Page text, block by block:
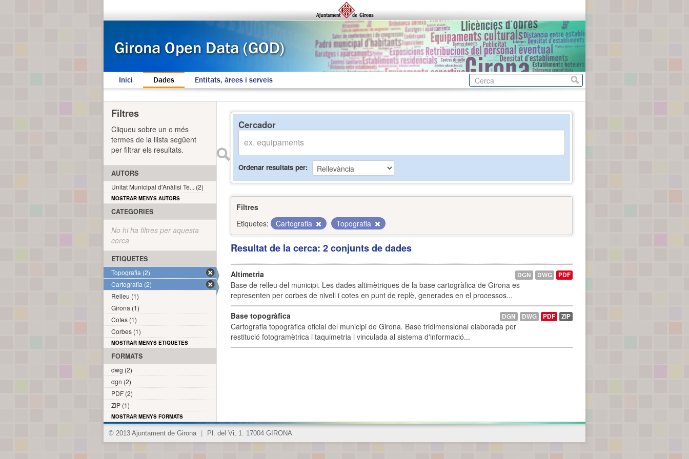
Inici Dades Entitats, àrees i serveis
Cercador
Ordenar resultats per
Filtres
Etiquetes:
Cartografia Topografia
Resultat de la cerca: 2 conjunts de dades
Altimetria
Base de relleu del municipi. Les dades altimètriques de la base cartogràfica de Girona es
representen per corbes de nivell i cotes en punt de replè, generades en el processos...
DGN DWG PDF
Base topogràfica
Cartografia topogràfica oficial del municipi de Girona. Base tridimensional elaborada per
restitució fotogramètrica i taquimetria i vinculada al sistema d'informació...
DGN DWG PDF ZIP
Filtres
Cliqueu sobre un o més
termes de la llista següent
per filtrar els resultats.
AUTORS
Unitat Municipal d'Anàlisi Te... (2)
MOSTRAR MENYS AUTORS
CATEGORIES
No hi ha filtres per aquesta
cerca
ETIQUETES
Topografia (2)
Cartografia (2)
Relleu (1)
Girona (1)
Cotes (1)
Corbes (1)
MOSTRAR MENYS ETIQUETES
FORMATS
dwg (2)
dgn (2)
PDF (2)
ZIP (1)
MOSTRAR MENYS FORMATS
© 2013 Ajuntament de Girona Pl. del Vi, 1. 17004 GIRONA